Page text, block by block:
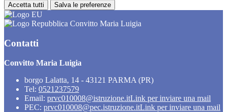
Accetta tutti Salva le preferenze
Convitto Maria Luigia
Contatti
Convitto Maria Luigia
borgo Lalatta, 14 - 43121 PARMA (PR)
Tel: 0521237579
Email: prvc010008@istruzione.itLink per inviare una mail
PEC: prvc010008@pec.istruzione.itLink per inviare una mail